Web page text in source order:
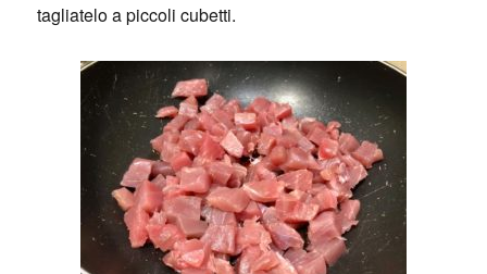
tagliatelo a piccoli cubetti.